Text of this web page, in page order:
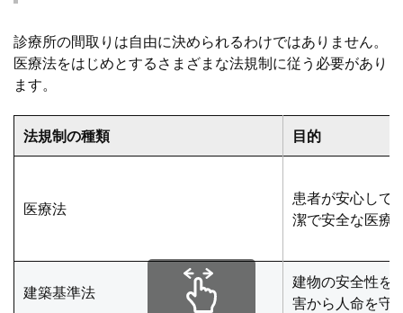
診療所の間取りは自由に決められるわけではありません。
医療法をはじめとするさまざまな法規制に従う必要があり
ます。
法規制の種類 目的
医療法
患者が安心して
潔で安全な医療
建築基準法
建物の安全性を
害から人命を守